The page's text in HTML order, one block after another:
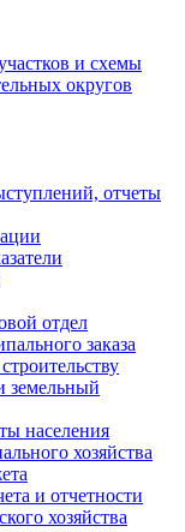
и схемы
округов
отчеты
отдел
заказа
земельный
населения
хозяйства
и отчетности
хозяйства